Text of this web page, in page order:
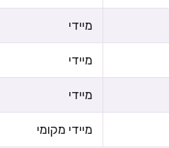
מיידי
מיידי
מיידי
מיידי מקומי